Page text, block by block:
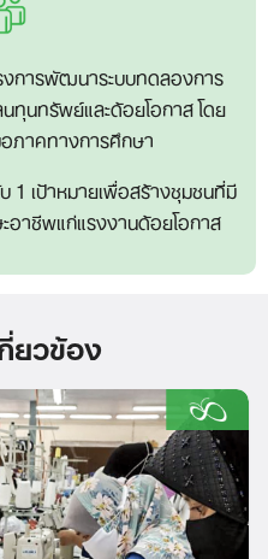
งการพัฒนาระบบทดลองการ
นทรัพย์และด้อยโอกาส โดย
ภาคทางการศึกษา
เป้าหมายเพื่อสร้างชุมชนที่มี
าชีพแก่แรงงานด้อยโอกาส
ยวข้อง